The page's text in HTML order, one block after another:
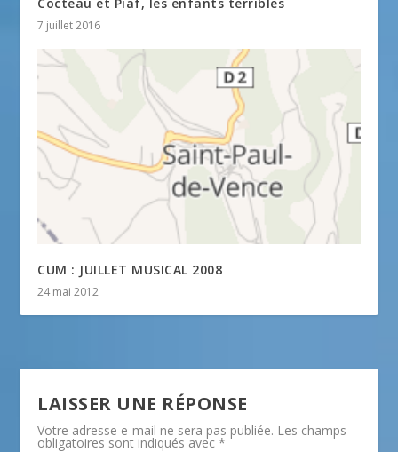
7 juillet 2016
CUM : JUILLET MUSICAL 2008
24 mai 2012
LAISSER UNE RÉPONSE
Votre adresse e-mail ne sera pas publiée. Les champs
obligatoires sont indiqués avec*